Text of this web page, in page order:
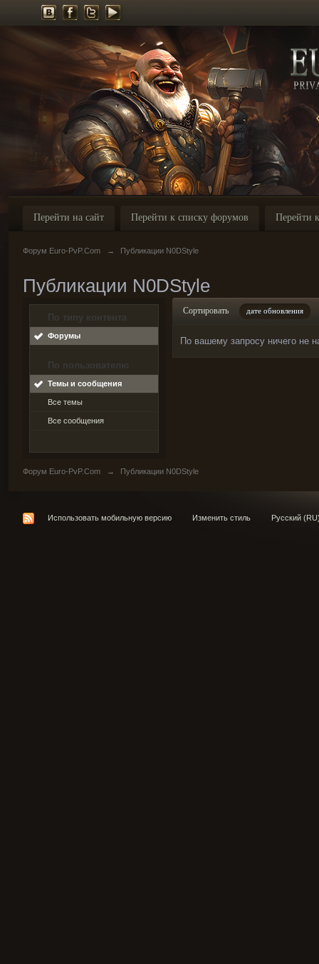
Перейти на сайт Перейти к списку форумов Перейти
Форум Euro-PvP.Com → Публикации N0DStyle
Публикации N0DStyle
По типу контента
Форумы
По пользователю
Темы и сообщения
Все темы
Все сообщения
Сортировать дате обновления
По вашему запросу ничего не
Форум Euro-PvP.Com → Публикации N0DStyle
Использовать мобильную версию Изменить стиль Русский